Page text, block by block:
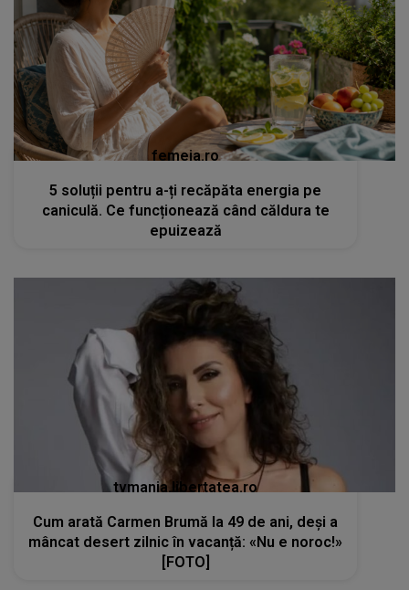
femeia.ro
5 soluții pentru a-ți recăpăta energia pe
caniculă. Ce funcționează când căldura te
epuizează
tvmania.libertatea.ro
Cum arată Carmen Brumă la 49 de ani, deși a
mâncat desert zilnic în vacanță: «Nu e noroc!»
[FOTO]